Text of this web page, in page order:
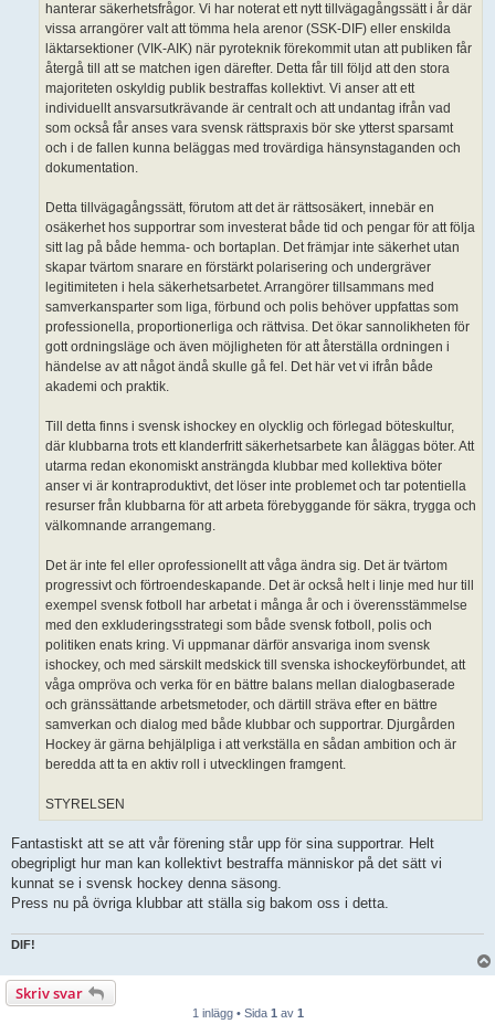
hanterar säkerhetsfrågor. Vi har noterat ett nytt tillvägagångssätt i år där
vissa arrangörer valt att tömma hela arenor (SSK-DIF) eller enskilda
läktarsektioner (VIK-AIK) när pyroteknik förekommit utan att publiken får
återgå till att se matchen igen därefter. Detta får till följd att den stora
majoriteten oskyldig publik bestraffas kollektivt. Vi anser att ett
individuellt ansvarsutkrävande är centralt och att undantag ifrån vad
som också får anses vara svensk rättspraxis bör ske ytterst sparsamt
och i de fallen kunna beläggas med trovärdiga hänsynstaganden och
dokumentation.
Detta tillvägagångssätt, förutom att det är rättsosäkert, innebär en
osäkerhet hos supportrar som investerat både tid och pengar för att följa
sitt lag på både hemma- och bortaplan. Det främjar inte säkerhet utan
skapar tvärtom snarare en förstärkt polarisering och undergräver
legitimiteten i hela säkerhetsarbetet. Arrangörer tillsammans med
samverkansparter som liga, förbund och polis behöver uppfattas som
professionella, proportionerliga och rättvisa. Det ökar sannolikheten för
gott ordningsläge och även möjligheten för att återställa ordningen i
händelse av att något ändå skulle gå fel. Det här vet vi ifrån både
akademi och praktik.
Till detta finns i svensk ishockey en olycklig och förlegad böteskultur,
där klubbarna trots ett klanderfritt säkerhetsarbete kan åläggas böter. Att
utarma redan ekonomiskt ansträngda klubbar med kollektiva böter
anser vi är kontraproduktivt, det löser inte problemet och tar potentiella
resurser från klubbarna för att arbeta förebyggande för säkra, trygga och
välkomnande arrangemang.
Det är inte fel eller oprofessionellt att våga ändra sig. Det är tvärtom
progressivt och förtroendeskapande. Det är också helt i linje med hur till
exempel svensk fotboll har arbetat i många år och i överensstämmelse
med den exkluderingsstrategi som både svensk fotboll, polis och
politiken enats kring. Vi uppmanar därför ansvariga inom svensk
ishockey, och med särskilt medskick till svenska ishockeyförbundet, att
våga ompröva och verka för en bättre balans mellan dialogbaserade
och gränssättande arbetsmetoder, och därtill sträva efter en bättre
samverkan och dialog med både klubbar och supportrar. Djurgården
Hockey är gärna behjälpliga i att verkställa en sådan ambition och är
beredda att ta en aktiv roll i utvecklingen framgent.
STYRELSEN
Fantastiskt att se att vår förening står upp för sina supportrar. Helt
obegripligt hur man kan kollektivt bestraffa människor på det sätt vi
kunnat se i svensk hockey denna säsong.
Press nu på övriga klubbar att ställa sig bakom oss i detta.
DIF!
Skriv svar
1 inlägg • Sida 1 av 1